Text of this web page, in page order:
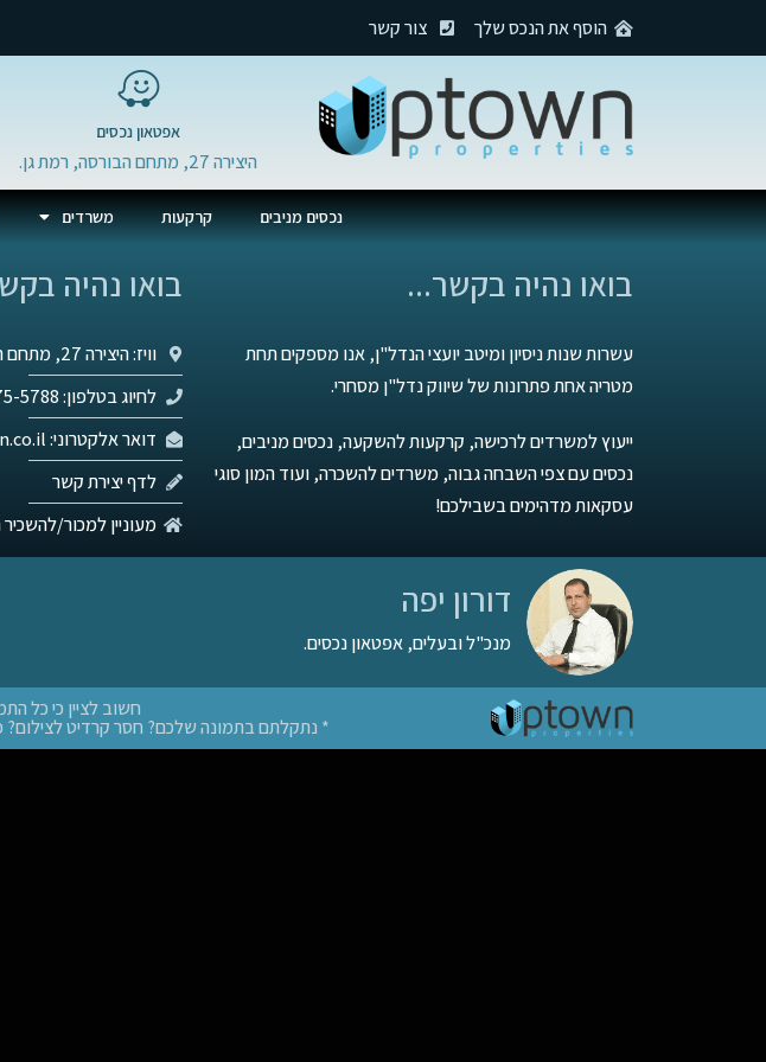
הוסף את הנכס שלך צור קשר
אפטאון נכסים
היצירה 27, מתחם הבורסה, רמת גן.
נכסים מניבים קרקעות משרדים
בואו נהיה בקשר...
עשרות שנות ניסיון ומיטב יועצי הנדל"ן, אנו מספקים תחת
מטריה אחת פתרונות של שיווק נדל"ן מסחרי.
ייעוץ למשרדים לרכישה, קרקעות להשקעה, נכסים מניבים,
נכסים עם צפי השבחה גבוה, משרדים להשכרה, ועוד המון סוגי
עסקאות מדהימים בשבילכם!
בואו נהיה
וויז: היצירה 27, מתחם הבורסה, רמת גן.
לחיוג בטלפון: 03-575-5788
דואר אלקטרוני: office@up-town.co.il
לדף יצירת קשר
מעוניין למכור/
דורון יפה
מנכ"ל ובעלים, אפטאון נכסים.
חשוב לציין כי כל
* נתקלתם בתמונה שלכם? חסר קרדיט לצילום? כתבו לנו (03-575-5788, דורון)